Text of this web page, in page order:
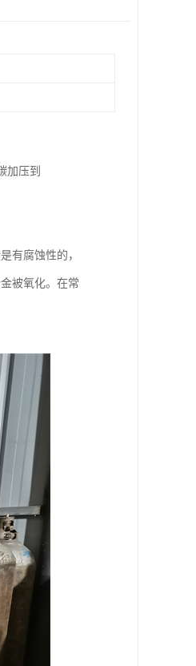
加压到
有腐蚀性的，
被氧化。在常